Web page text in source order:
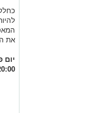
את
יום